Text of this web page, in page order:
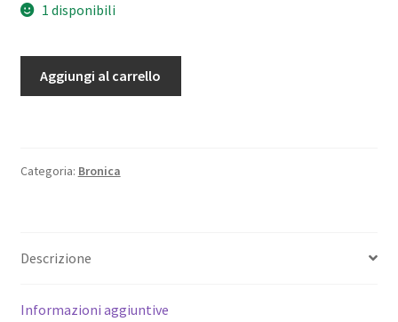
1 disponibili
Bronica
220
e
holder
Aggiungi al carrello
Categoria: Bronica
Descrizione
Informazioni aggiuntive